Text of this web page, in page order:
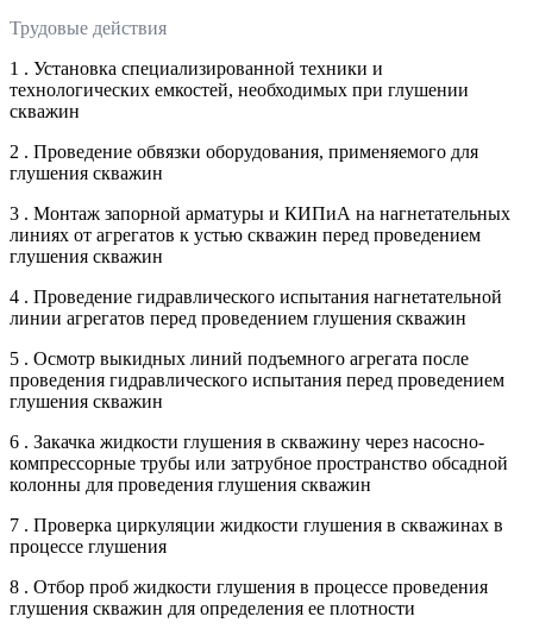
Трудовые действия
1 . Установка специализированной техники и
технологических емкостей, необходимых при глушении
скважин
2 . Проведение обвязки оборудования, применяемого для
глушения скважин
3 . Монтаж запорной арматуры и КИПиА на нагнетательных
линиях от агрегатов к устью скважин перед проведением
глушения скважин
4 . Проведение гидравлического испытания нагнетательной
линии агрегатов перед проведением глушения скважин
5 . Осмотр выкидных линий подъемного агрегата после
проведения гидравлического испытания перед проведением
глушения скважин
6 . Закачка жидкости глушения в скважину через насосно-
компрессорные трубы или затрубное пространство обсадной
колонны для проведения глушения скважин
7 . Проверка циркуляции жидкости глушения в скважинах в
процессе глушения
8 . Отбор проб жидкости глушения в процессе проведения
глушения скважин для определения ее плотности